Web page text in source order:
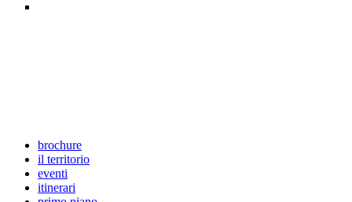
brochure
il territorio
eventi
itinerari